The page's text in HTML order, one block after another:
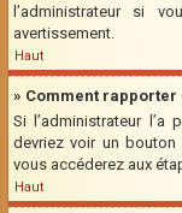
l’administrateur si
avertissement.
Haut
» Comment rapporter
Si l’administrateur
devriez voir un bouton
vous accéderez aux
Haut